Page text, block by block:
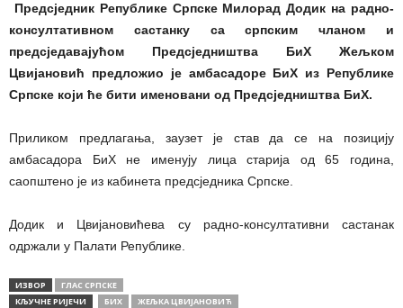
Предсједник Републике Српске Милорад Додик на радно-
консултативном састанку са српским чланом и
предсједавајућом Предсједништва БиХ Жељком
Цвијановић предложио је амбасадоре БиХ из Републике
Српске који ће бити именовани од Предсједништва БиХ.
Приликом предлагања, заузет је став да се на позицију
амбасадора БиХ не именују лица старија од 65 година,
саопштено је из кабинета предсједника Српске.
Додик и Цвијановићева су радно-консултативни састанак
одржали у Палати Републике.
ИЗВОР
ГЛАС СРПСКЕ
КЉУЧНЕ РИЈЕЧИ
БИХ ЖЕЉКA ЦВИЈАНОВИЋ